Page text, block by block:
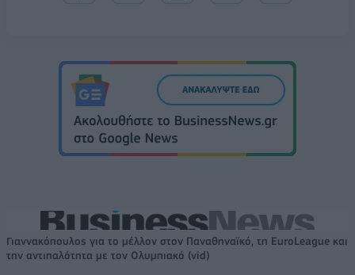
Γιαννακόπουλος για το μέλλον στον Παναθηναϊκό, τη EuroLeague και
την αντιπαλότητα με τον Ολυμπιακό (vid)